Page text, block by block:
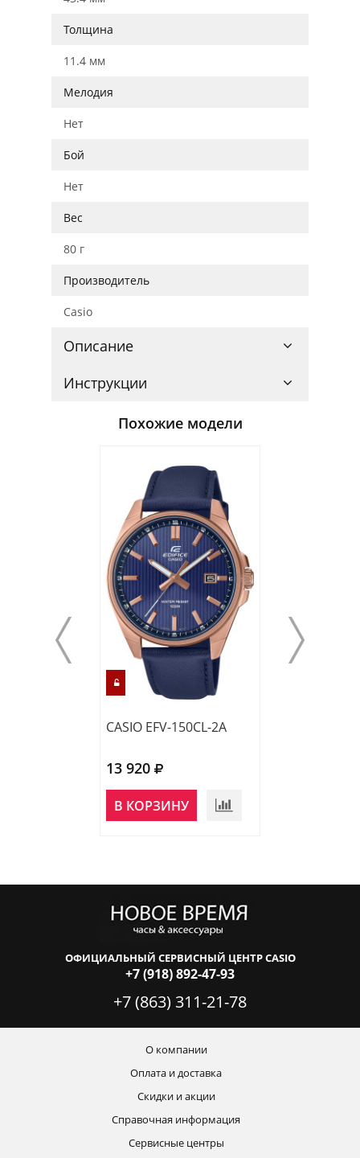
Толщина
11.4 мм
Мелодия
Нет
Бой
Нет
Вес
80 г
Производитель
Casio
Описание
Инструкции
Похожие модели
CASIO EFV-150CL-2A
13 920
В КОРЗИНУ
ОФИЦИАЛЬНЫЙ СЕРВИСНЫЙ ЦЕНТР CASIO
+7 (918) 892-47-93
+7 (863) 311-21-78
О компании
Оплата и доставка
Скидки и акции
Справочная информация
Сервисные центры